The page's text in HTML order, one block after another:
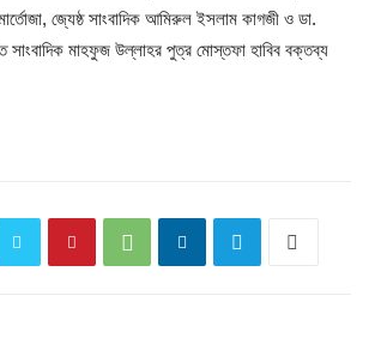
জ্যেষ্ঠ সাংবাদিক আমিরুল ইসলাম কাগজী ও ডা.
সাংবাদিক মাহফুজ উল্লাহর পুত্র মোস্তফা হাবিব বক্তব্য